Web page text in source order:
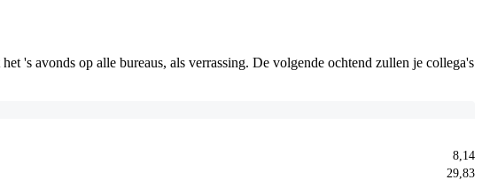
's avonds op alle bureaus, als verrassing. De volgende ochtend zullen je collega's
8,14
29,83